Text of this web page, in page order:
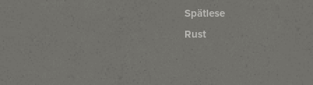
Spätlese
Rust